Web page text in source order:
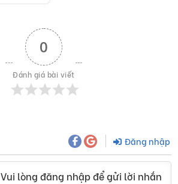
0
Đánh giá bài viết
Đăng nhập
Vui lòng đăng nhập để gửi lời nhắn